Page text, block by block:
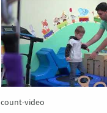
count-video